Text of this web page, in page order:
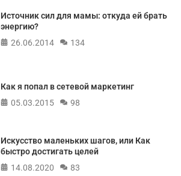
Источник сил для мамы: откуда ей брать
энергию?
26.06.2014
134
Как я попал в сетевой маркетинг
05.03.2015
98
Искусство маленьких шагов, или Как
быстро достигать целей
14.08.2020
83